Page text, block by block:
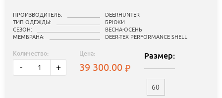
ПРОИЗВОДИТЕЛЬ:
DEERHUNTER
ТИП ОДЕЖДЫ:
БРЮКИ
СЕЗОН:
ВЕСНА-ОСЕНЬ
МЕМБРАНА:
DEER-TEX PERFORMANCE SHELL
Количество:
- +
Цена:
39 300.00
Размер:
60